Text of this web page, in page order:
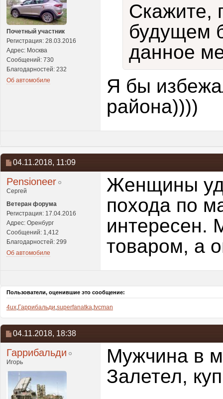
Почетный участник
Регистрация: 28.03.2016
Адрес: Москва
Сообщений: 730
Благодарностей: 232
Об автомобиле
Скажите,
будущем
данное
Я бы
района))))
04.11.2018, 11:09
Pensioneer
Сергей
Ветеран форума
Регистрация: 17.04.2016
Адрес: Оренбург
Сообщений: 1,412
Благодарностей: 299
Об автомобиле
Женщины
похода по
интересен.
товаром, а
Пользователи, оценившие это сообщение:
4ux,Гаррибальди,superfanatka,tvcman
04.11.2018, 18:38
Гаррибальди
Игорь
Мужчина в
Залетел,